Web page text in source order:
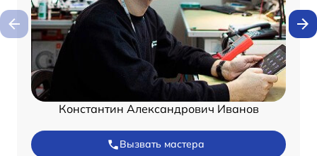
Константин Александрович Иванов
Вызвать мастера